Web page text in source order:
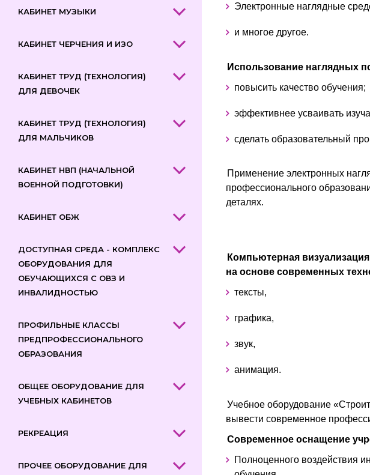
КАБИНЕТ МУЗЫКИ
КАБИНЕТ ЧЕРЧЕНИЯ И ИЗО
КАБИНЕТ ТРУД (ТЕХНОЛОГИЯ)
ДЛЯ ДЕВОЧЕК
КАБИНЕТ ТРУД (ТЕХНОЛОГИЯ)
ДЛЯ МАЛЬЧИКОВ
КАБИНЕТ НВП (НАЧАЛЬНОЙ
ВОЕННОЙ ПОДГОТОВКИ)
КАБИНЕТ ОБЖ
ДОСТУПНАЯ СРЕДА - КОМПЛЕКС
ОБОРУДОВАНИЯ ДЛЯ
ОБУЧАЮЩИХСЯ С ОВЗ И
ИНВАЛИДНОСТЬЮ
ПРОФИЛЬНЫЕ КЛАССЫ
ПРЕДПРОФЕССИОНАЛЬНОГО
ОБРАЗОВАНИЯ
ОБЩЕЕ ОБОРУДОВАНИЕ ДЛЯ
УЧЕБНЫХ КАБИНЕТОВ
РЕКРЕАЦИЯ
ПРОЧЕЕ ОБОРУДОВАНИЕ ДЛЯ
Электронные наглядные
и многое другое.
Использование наглядных
повысить качество обучения;
эффективнее усваивать
сделать образовательный
Применение электронных
профессионального
деталях.
Компьютерная
на основе современных
тексты,
графика,
звук,
анимация.
Учебное оборудование
вывести современное
Современное оснащение
Полноценного воздействия